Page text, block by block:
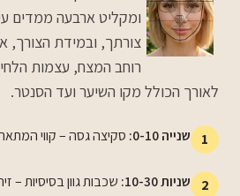
ומקליט ארבעה ממדים
צורתך, ובמידת
רוחב המצח, עצמות
לאורך הכולל מקו השיער ועד הסנטר.
1 שנייה 0-10: סקיצה גסה – קווי
2 שניות 10-30: שכבות גוון בסיסיות –